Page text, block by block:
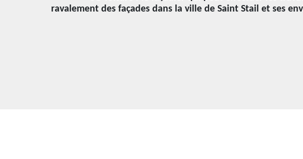
ravalement des façades dans la ville de Saint Stail et ses